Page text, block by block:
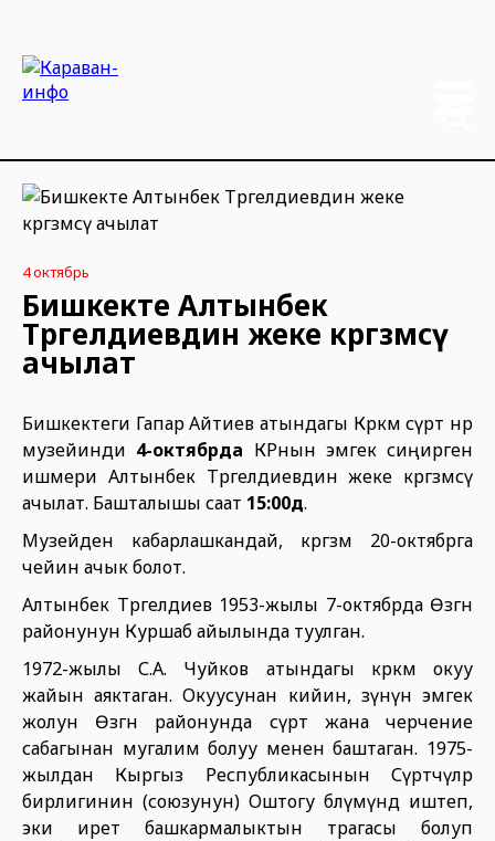
4 октябрь
Бишкекте Алтынбек
Төрөгелдиевдин жеке көргөзмөсү
ачылат
Бишкектеги Гапар Айтиев атындагы Көркөм сүрөт өнөр
музейинди 4-октябрда КРнын эмгек сиңирген
ишмери Алтынбек Төрөгелдиевдин жеке көргөзмөсү
ачылат. Башталышы саат 15:00дө.
Музейден кабарлашкандай, көргөзмө 20-октябрга
чейин ачык болот.
Алтынбек Төрөгелдиев 1953-жылы 7-октябрда Өзгөн
районунун Куршаб айылында туулган.
1972-жылы С.А. Чуйков атындагы көркөм окуу
жайын аяктаган. Окуусунан кийин, өзүнүн эмгек
жолун Өзгөн районунда сүрөт жана черчение
сабагынан мугалим болуу менен баштаган. 1975-
жылдан Кыргыз Республикасынын Сүрөтчүлөр
бирлигинин (союзунун) Оштогу бөлүмүндө иштеп,
эки ирет башкармалыктын төрагасы болуп